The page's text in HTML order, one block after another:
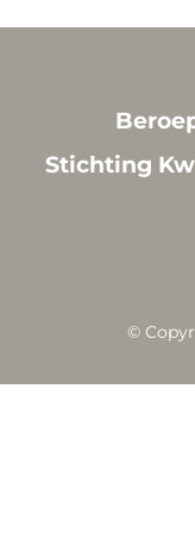
Stichting
©